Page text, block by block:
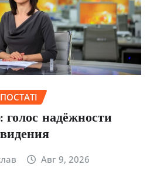
надёжности
Авг 9, 2026